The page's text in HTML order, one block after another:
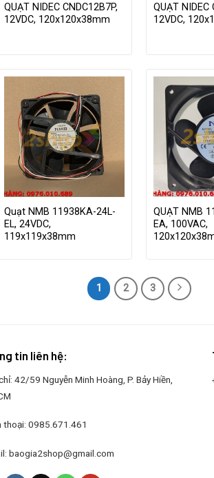
QUẠT NIDEC CNDC12B7P,
12VDC, 120x120x38mm
QUẠT NIDEC
12VDC,
Quạt NMB 11938KA-24L-
EL, 24VDC,
119x119x38mm
QUẠT NMB
EA, 100VAC,
1 2 3
tin liên hệ:
42/59 Nguyễn Minh Hoàng, P. Bảy Hiền,
thoại: 0985.671.461
baogia2shop@gmail.com